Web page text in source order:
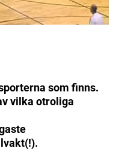
som finns.
vilka otroliga